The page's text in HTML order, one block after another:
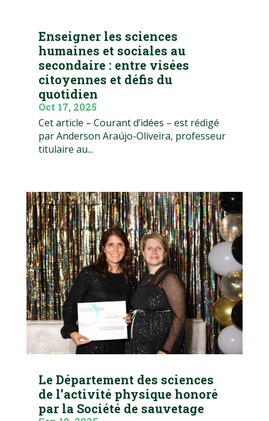
Enseigner les sciences
humaines et sociales au
secondaire : entre visées
citoyennes et défis du
quotidien
Oct 17, 2025
Cet article – Courant d’idées – est rédigé
par Anderson Araújo-Oliveira, professeur
titulaire au...
Le Département des sciences
de l’activité physique honoré
par la Société de sauvetage